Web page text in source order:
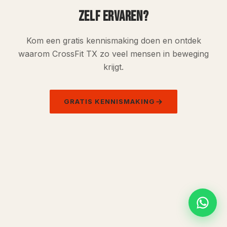
ZELF ERVAREN?
Kom een gratis kennismaking doen en ontdek
waarom CrossFit TX zo veel mensen in beweging
krijgt.
GRATIS KENNISMAKING